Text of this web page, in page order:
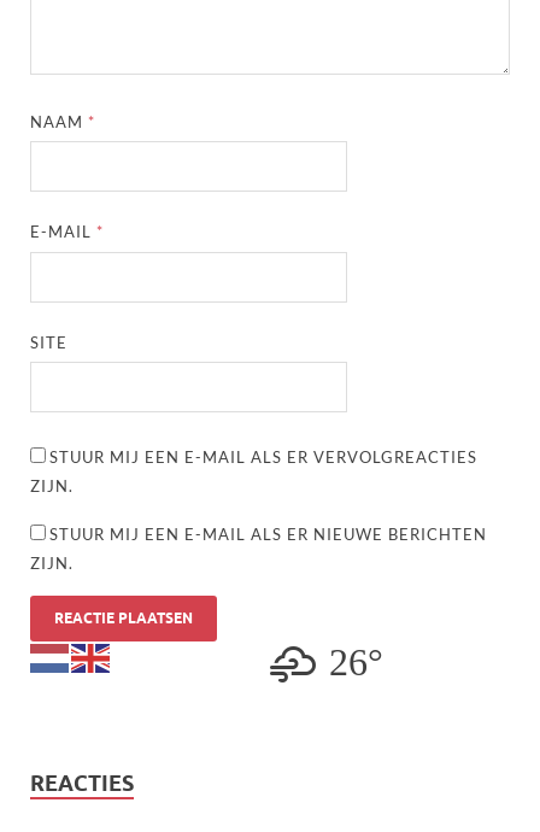
NAAM *
E-MAIL *
SITE
STUUR MIJ EEN E-MAIL ALS ER VERVOLGREACTIES
ZIJN.
STUUR MIJ EEN E-MAIL ALS ER NIEUWE BERICHTEN
ZIJN.
26°
REACTIES